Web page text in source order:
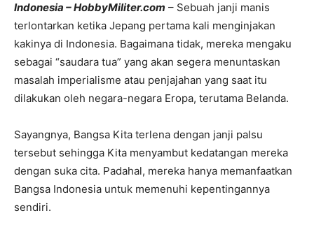
Indonesia – HobbyMiliter.com – Sebuah janji manis
terlontarkan ketika Jepang pertama kali menginjakan
kakinya di Indonesia. Bagaimana tidak, mereka mengaku
sebagai “saudara tua” yang akan segera menuntaskan
masalah imperialisme atau penjajahan yang saat itu
dilakukan oleh negara-negara Eropa, terutama Belanda.
Sayangnya, Bangsa Kita terlena dengan janji palsu
tersebut sehingga Kita menyambut kedatangan mereka
dengan suka cita. Padahal, mereka hanya memanfaatkan
Bangsa Indonesia untuk memenuhi kepentingannya
sendiri.